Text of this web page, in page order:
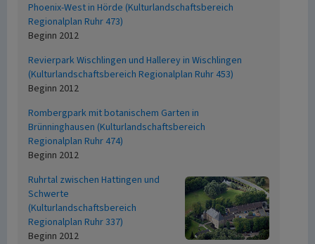
Phoenix-West in Hörde (Kulturlandschaftsbereich
Regionalplan Ruhr 473)
Beginn 2012
Revierpark Wischlingen und Hallerey in Wischlingen
(Kulturlandschaftsbereich Regionalplan Ruhr 453)
Beginn 2012
Rombergpark mit botanischem Garten in
Brünninghausen (Kulturlandschaftsbereich
Regionalplan Ruhr 474)
Beginn 2012
Ruhrtal zwischen Hattingen und
Schwerte
(Kulturlandschaftsbereich
Regionalplan Ruhr 337)
Beginn 2012